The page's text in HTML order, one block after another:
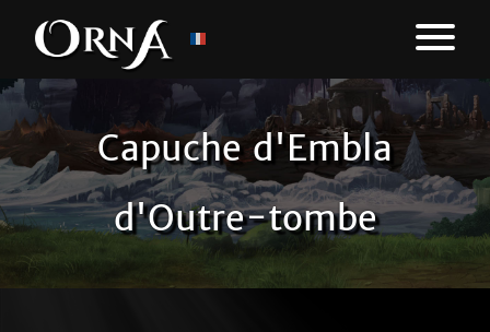
Capuche d'Embla
d'Outre-tombe